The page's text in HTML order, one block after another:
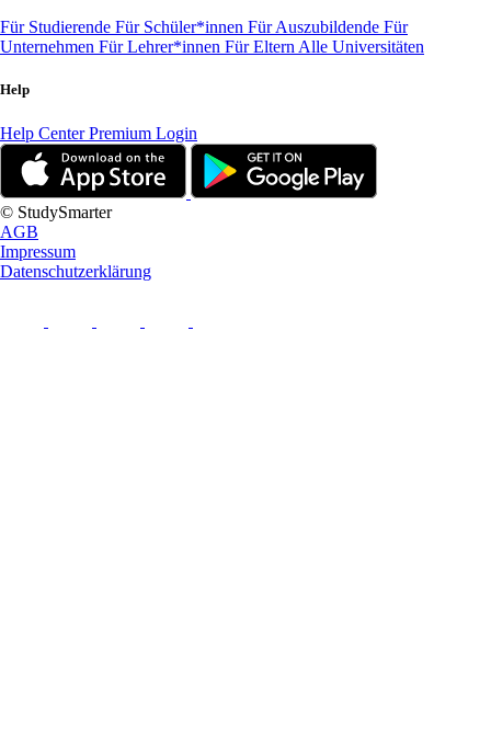
Für Studierende Für Schüler*innen Für Auszubildende Für
Unternehmen Für Lehrer*innen Für Eltern Alle Universitäten
Help
Help CenterPremium Login
© StudySmarter
AGB
Impressum
Datenschutzerklärung